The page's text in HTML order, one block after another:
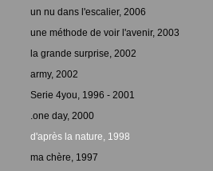
un nu dans l'escalier, 2006
une méthode de voir l'avenir, 2003
la grande surprise, 2002
army, 2002
Serie 4you, 1996 - 2001
.one day, 2000
d'après la nature, 1998
ma chère, 1997